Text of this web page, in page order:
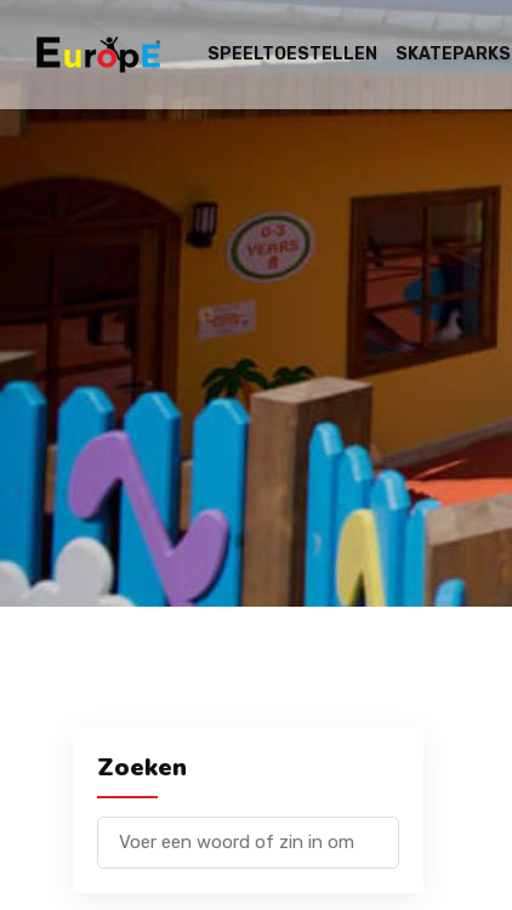
SPEELTOESTELLEN SKATEPARKS
Zoeken